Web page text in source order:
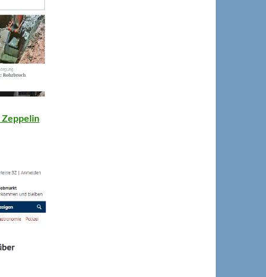
Zeppelin